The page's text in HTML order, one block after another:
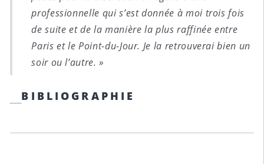
professionnelle qui s’est donnée à moi trois fois
de suite et de la manière la plus raffinée entre
Paris et le Point-du-Jour. Je la retrouverai bien un
soir ou l’autre. »
BIBLIOGRAPHIE